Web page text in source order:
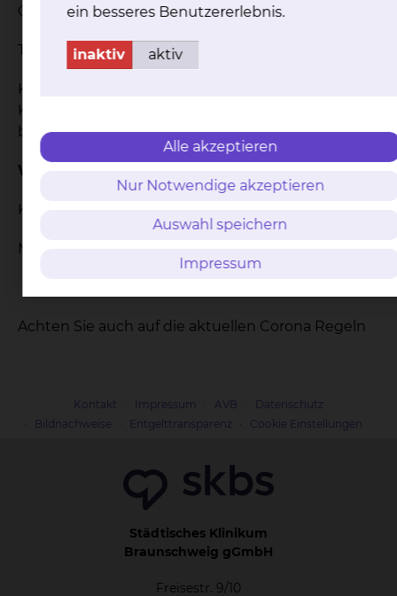
Celler Strasse 38
Termin: Dienstags 18:15 - 20:15
Kosten: Die Kosten werden durch die
Krankenkasse getragen. Die Partnergebühr
beträgt 60€.
Weitere Informationen unter:
Kursleitung: Jana Benz (Hebamme)
Mobil: + 49 172 9483023
Achten Sie auch auf die aktuellen Corona Regeln
Kontakt Impressum AVB
Datenschutz
Bildnachweise
Entgelttransparenz Cookie Einstellungen
Städtisches Klinikum
Braunschweig gGmbH
Freisestr. 9/10
ein besseres Benutzererlebnis.
inaktiv aktiv
Alle akzeptieren
Nur Notwendige akzeptieren
Auswahl speichern
Impressum